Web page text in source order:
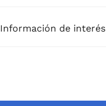
Información de interés